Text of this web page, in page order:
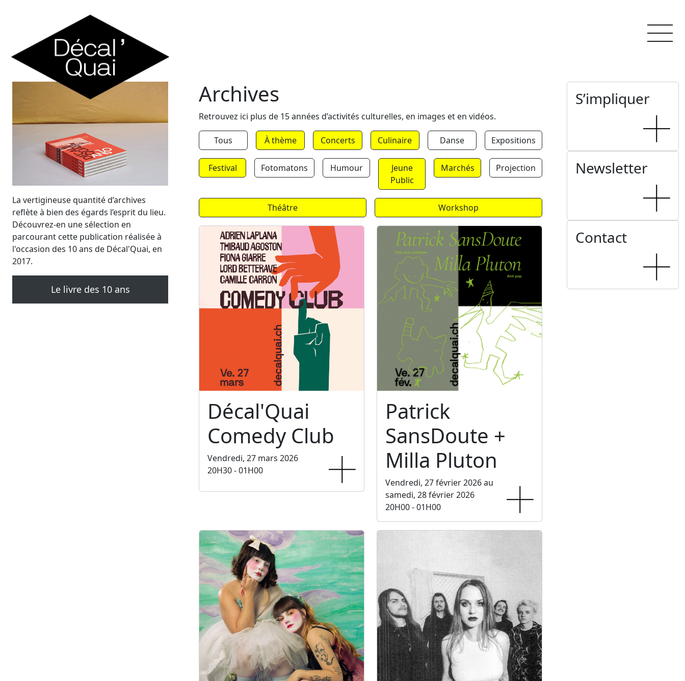
La vertigineuse quantité d’archives
reflète à bien des égards l’esprit du lieu.
Découvrez-en une sélection en
parcourant cette publication réalisée à
l'occasion des 10 ans de Décal'Quai, en
2017.
Le livre des 10 ans
Archives
Retrouvez ici plus de 15 années d’activités culturelles, en images et en vidéos.
Tous À thème Concerts Culinaire Danse Expositions
Festival Fotomatons Humour
Jeune
Public
Marchés Projection
Théâtre Workshop
Décal'Quai
Comedy Club
Vendredi, 27 mars 2026
20H30 - 01H00
Patrick
SansDoute +
Milla Pluton
Vendredi, 27 février 2026 au
samedi, 28 février 2026
20H00 - 01H00
S’impliquer
Newsletter
Contact